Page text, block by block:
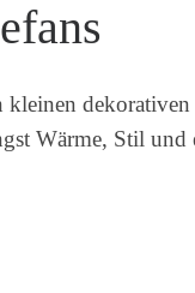
Wärme, Stil und